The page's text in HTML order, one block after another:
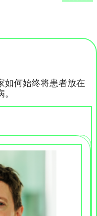
如何始终将患者放在